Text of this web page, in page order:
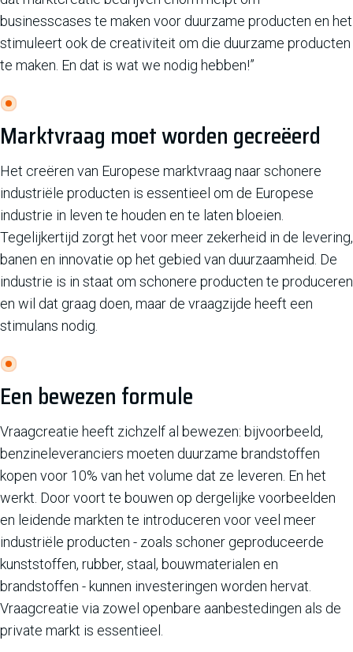
businesscases te maken voor duurzame producten en het
stimuleert ook de creativiteit om die duurzame producten
te maken. En dat is wat we nodig hebben!”
Marktvraag moet worden gecreëerd
Het creëren van Europese marktvraag naar schonere
industriële producten is essentieel om de Europese
industrie in leven te houden en te laten bloeien.
Tegelijkertijd zorgt het voor meer zekerheid in de levering,
banen en innovatie op het gebied van duurzaamheid. De
industrie is in staat om schonere producten te produceren
en wil dat graag doen, maar de vraagzijde heeft een
stimulans nodig.
Een bewezen formule
Vraagcreatie heeft zichzelf al bewezen: bijvoorbeeld,
benzineleveranciers moeten duurzame brandstoffen
kopen voor 10% van het volume dat ze leveren. En het
werkt. Door voort te bouwen op dergelijke voorbeelden
en leidende markten te introduceren voor veel meer
industriële producten - zoals schoner geproduceerde
kunststoffen, rubber, staal, bouwmaterialen en
brandstoffen - kunnen investeringen worden hervat.
Vraagcreatie via zowel openbare aanbestedingen als de
private markt is essentieel.